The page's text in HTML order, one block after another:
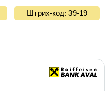
Штрих-код: 39-19